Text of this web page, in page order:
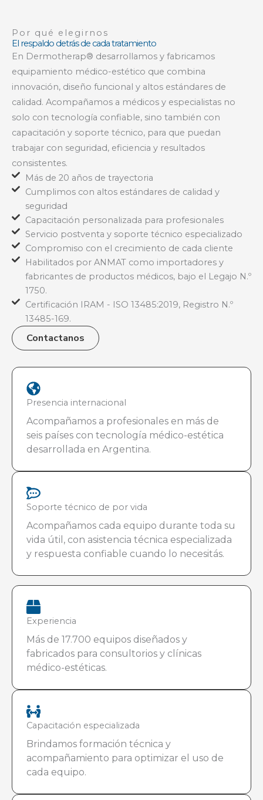
Por qué elegirnos
El respaldo detrás de cada tratamiento
En Dermotherap® desarrollamos y fabricamos
equipamiento médico-estético que combina
innovación, diseño funcional y altos estándares de
calidad. Acompañamos a médicos y especialistas no
solo con tecnología confiable, sino también con
capacitación y soporte técnico, para que puedan
trabajar con seguridad, eficiencia y resultados
consistentes.
Más de 20 años de trayectoria
Cumplimos con altos estándares de calidad y
seguridad
Capacitación personalizada para profesionales
Servicio postventa y soporte técnico especializado
Compromiso con el crecimiento de cada cliente
Habilitados por ANMAT como importadores y
fabricantes de productos médicos, bajo el Legajo N.º
1750.
Certificación IRAM - ISO 13485:2019, Registro N.º
13485-169.
Contactanos
Presencia internacional
Acompañamos a profesionales en más de
seis países con tecnología médico-estética
desarrollada en Argentina.
Soporte técnico de por vida
Acompañamos cada equipo durante toda su
vida útil, con asistencia técnica especializada
y respuesta confiable cuando lo necesitás.
Experiencia
Más de 17.700 equipos diseñados y
fabricados para consultorios y clínicas
médico-estéticas.
Capacitación especializada
Brindamos formación técnica y
acompañamiento para optimizar el uso de
cada equipo.